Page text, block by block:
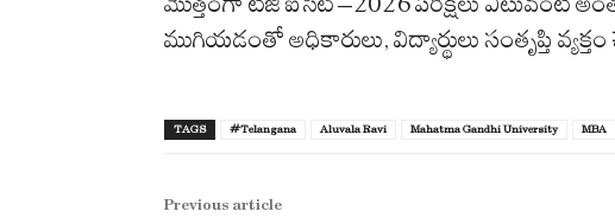
ముగియడంతో అధికారులు, విద్యార్థులు సంతృప్తి
TAGS #Telangana Aluvala Ravi Mahatma Gandhi University MBA
Previous article